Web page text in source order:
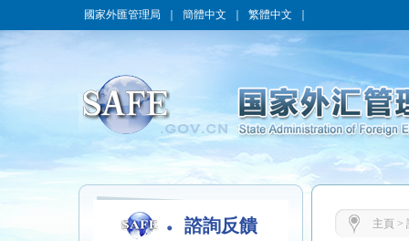
國家外匯管理局 簡體中文 繁體中文
諮詢反饋 主頁 >